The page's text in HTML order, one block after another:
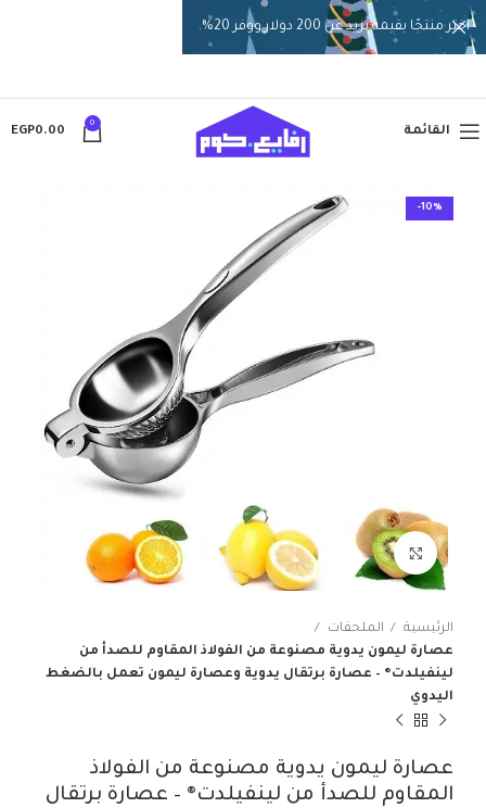
القائمة
0
EGP0.00
-10%
انقر للتكبير
الرئيسية
الملحقات
عصارة ليمون يدوية مصنوعة من الفولاذ المقاوم للصدأ من
لينفيلدت® – عصارة برتقال يدوية وعصارة ليمون تعمل بالضغط
اليدوي
عصارة ليمون يدوية مصنوعة من الفولاذ
المقاوم للصدأ من لينفيلدت® – عصارة برتقال
اختر منتجًا بقيمة تزيد عن 200 دولار ووفر 20%.